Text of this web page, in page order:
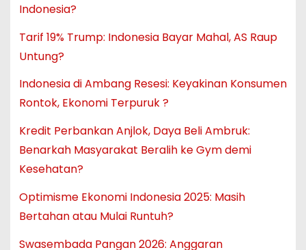
Indonesia?
Tarif 19% Trump: Indonesia Bayar Mahal, AS Raup
Untung?
Indonesia di Ambang Resesi: Keyakinan Konsumen
Rontok, Ekonomi Terpuruk ?
Kredit Perbankan Anjlok, Daya Beli Ambruk:
Benarkah Masyarakat Beralih ke Gym demi
Kesehatan?
Optimisme Ekonomi Indonesia 2025: Masih
Bertahan atau Mulai Runtuh?
Swasembada Pangan 2026: Anggaran